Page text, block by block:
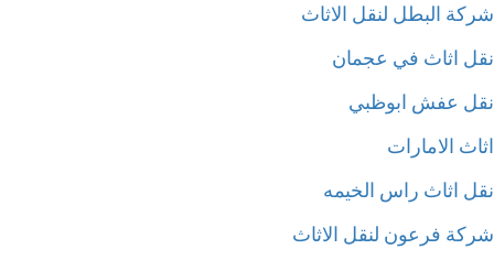
البطل لنقل الاثاث
اثاث في عجمان
عفش ابوظبي
الامارات
اثاث راس الخيمه
فرعون لنقل الاثاث